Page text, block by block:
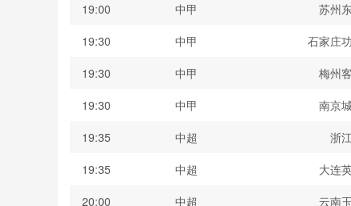
19:00
中甲 苏州
19:30
中甲 石家庄
19:30
中甲 梅州
19:30
中甲 南京
19:35
中超 浙
19:35
中超 大连
20:00
中超 云南